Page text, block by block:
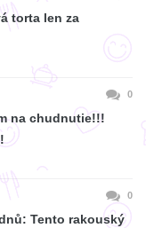
torta len za
0
na chudnutie!!!
0
Tento rakouský